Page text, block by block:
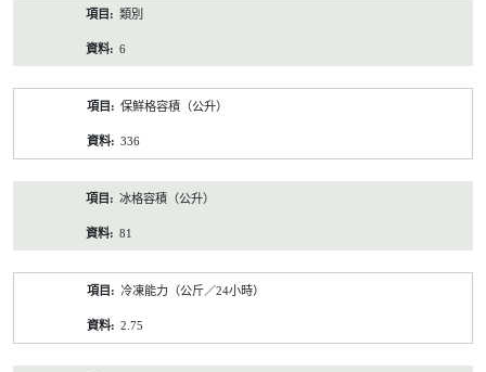
類別
6
保鮮格容積（公升）
336
冰格容積（公升）
81
冷凍能力（公斤／24小時）
2.75